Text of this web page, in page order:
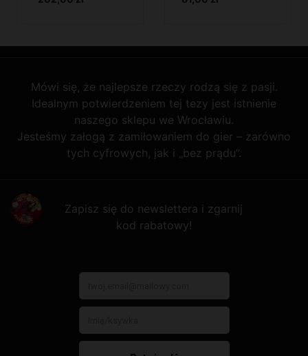
Mówi się, że najlepsze rzeczy rodzą się z pasji.
Idealnym potwierdzeniem tej tezy jest istnienie
naszego sklepu we Wrocławiu.
Jesteśmy załogą z zamiłowaniem do gier – zarówno
tych cyfrowych, jak i „bez prądu”.
Zapisz się do newslettera i zgarnij
kod rabatowy!